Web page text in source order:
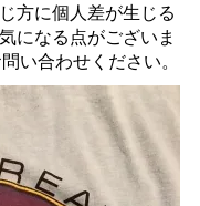
方に個人差が生じる
になる点がございま
い合わせください。